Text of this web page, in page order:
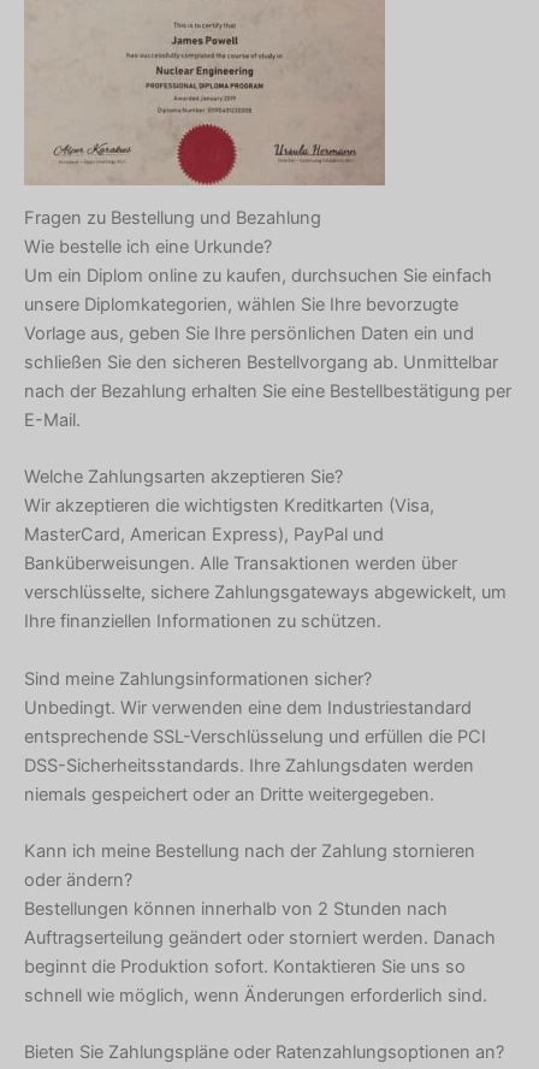
Fragen zu Bestellung und Bezahlung
Wie bestelle ich eine Urkunde?
Um ein Diplom online zu kaufen, durchsuchen Sie einfach
unsere Diplomkategorien, wählen Sie Ihre bevorzugte
Vorlage aus, geben Sie Ihre persönlichen Daten ein und
schließen Sie den sicheren Bestellvorgang ab. Unmittelbar
nach der Bezahlung erhalten Sie eine Bestellbestätigung per
E-Mail.
Welche Zahlungsarten akzeptieren Sie?
Wir akzeptieren die wichtigsten Kreditkarten (Visa,
MasterCard, American Express), PayPal und
Banküberweisungen. Alle Transaktionen werden über
verschlüsselte, sichere Zahlungsgateways abgewickelt, um
Ihre finanziellen Informationen zu schützen.
Sind meine Zahlungsinformationen sicher?
Unbedingt. Wir verwenden eine dem Industriestandard
entsprechende SSL-Verschlüsselung und erfüllen die PCI
DSS-Sicherheitsstandards. Ihre Zahlungsdaten werden
niemals gespeichert oder an Dritte weitergegeben.
Kann ich meine Bestellung nach der Zahlung stornieren
oder ändern?
Bestellungen können innerhalb von 2 Stunden nach
Auftragserteilung geändert oder storniert werden. Danach
beginnt die Produktion sofort. Kontaktieren Sie uns so
schnell wie möglich, wenn Änderungen erforderlich sind.
Bieten Sie Zahlungspläne oder Ratenzahlungsoptionen an?